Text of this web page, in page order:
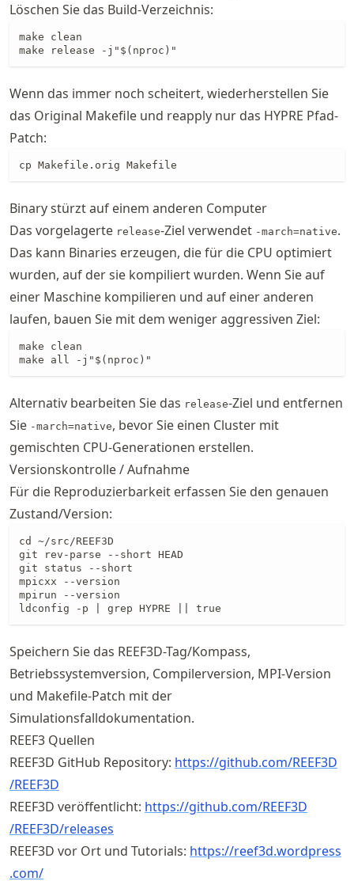
Löschen Sie das Build-Verzeichnis:
make clean
make release -j"$(nproc)"
Wenn das immer noch scheitert, wiederherstellen Sie
das Original Makefile und reapply nur das HYPRE Pfad-
Patch:
cp Makefile.orig Makefile
Binary stürzt auf einem anderen Computer
Das vorgelagerte release-Ziel verwendet -march=native.
Das kann Binaries erzeugen, die für die CPU optimiert
wurden, auf der sie kompiliert wurden. Wenn Sie auf
einer Maschine kompilieren und auf einer anderen
laufen, bauen Sie mit dem weniger aggressiven Ziel:
make clean
make all -j"$(nproc)"
Alternativ bearbeiten Sie das release-Ziel und entfernen
Sie -march=native, bevor Sie einen Cluster mit
gemischten CPU-Generationen erstellen.
Versionskontrolle / Aufnahme
Für die Reproduzierbarkeit erfassen Sie den genauen
Zustand/Version:
cd ~/src/REEF3D
git rev-parse --short HEAD
git status --short
mpicxx --version
mpirun --version
ldconfig -p | grep HYPRE || true
Speichern Sie das REEF3D-Tag/Kompass,
Betriebssystemversion, Compilerversion, MPI-Version
und Makefile-Patch mit der
Simulationsfalldokumentation.
REEF3 Quellen
REEF3D GitHub Repository: https://github.com/REEF3D
/REEF3D
REEF3D veröffentlicht: https://github.com/REEF3D
/REEF3D/releases
REEF3D vor Ort und Tutorials: https://reef3d.wordpress
.com/